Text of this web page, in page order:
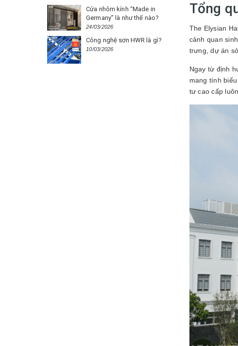
Tổng
The Elysian
cảnh quan
trưng, dự án
Ngay từ định
mang tính
tư cao cấp
Cửa nhôm kính “Made in
Germany” là như thế nào?
24/03/2026
Công nghệ sơn HWR là gì?
10/03/2026